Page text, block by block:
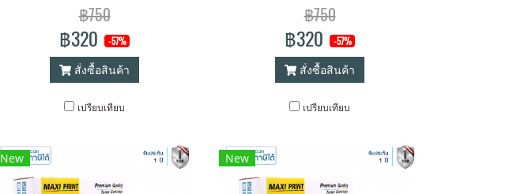
เครื่องปริ้นเตอร์ รับประกัน 1 ปี
฿750
฿320 -57%
สั่งซื้อสินค้า
เปรียบเทียบ
เครื่องปริ้นเตอร์ รับประกัน 1 ปี
฿750
฿320 -57%
สั่งซื้อสินค้า
เปรียบเทียบ
New New